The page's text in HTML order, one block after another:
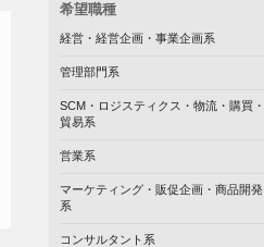
希望職種
経営・経営企画・事業企画系
管理部門系
SCM・ロジスティクス・物流・購買・
貿易系
営業系
マーケティング・販促企画・商品開発
系
コンサルタント系